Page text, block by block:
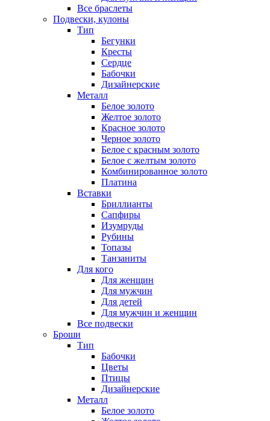
Все браслеты
Подвески, кулоны
Тип
Бегунки
Кресты
Сердце
Бабочки
Дизайнерские
Металл
Белое золото
Желтое золото
Красное золото
Черное золото
Белое с красным золото
Белое с желтым золото
Комбинированное золото
Платина
Вставки
Бриллианты
Сапфиры
Изумруды
Рубины
Топазы
Танзаниты
Для кого
Для женщин
Для мужчин
Для детей
Для мужчин и женщин
Все подвески
Броши
Тип
Бабочки
Цветы
Птицы
Дизайнерские
Металл
Белое золото